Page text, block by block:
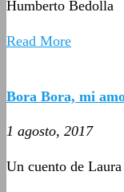
Humberto Bedolla
Read More
Bora Bora, mi
1 agosto, 2017
Un cuento de